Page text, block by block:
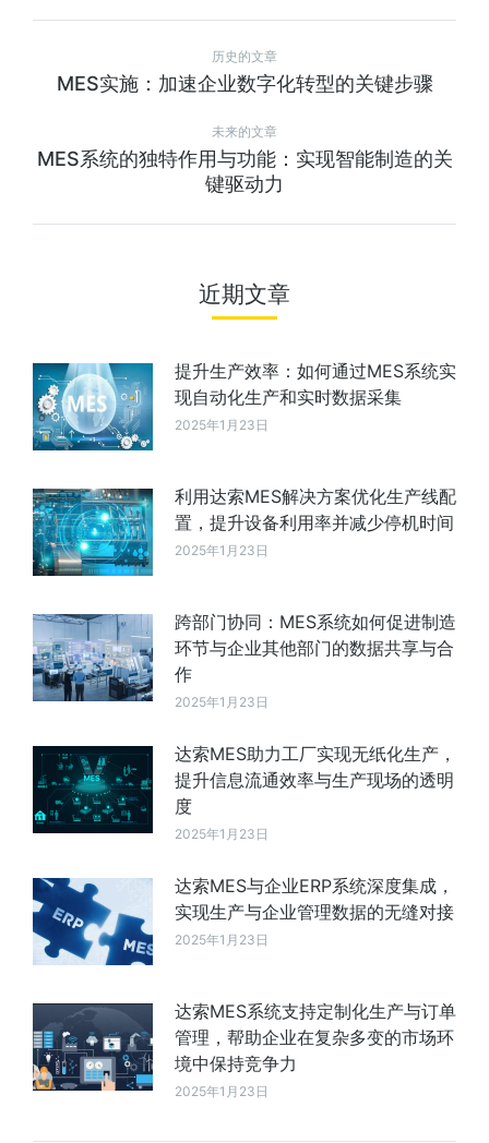
历史的文章
MES实施：加速企业数字化转型的关键步骤
未来的文章
MES系统的独特作用与功能：实现智能制造的关
键驱动力
近期文章
提升生产效率：如何通过MES系统实
现自动化生产和实时数据采集
2025年1月23日
利用达索MES解决方案优化生产线配
置，提升设备利用率并减少停机时间
2025年1月23日
跨部门协同：MES系统如何促进制造
环节与企业其他部门的数据共享与合
作
2025年1月23日
达索MES助力工厂实现无纸化生产，
提升信息流通效率与生产现场的透明
度
2025年1月23日
达索MES与企业ERP系统深度集成，
实现生产与企业管理数据的无缝对接
2025年1月23日
达索MES系统支持定制化生产与订单
管理，帮助企业在复杂多变的市场环
境中保持竞争力
2025年1月23日